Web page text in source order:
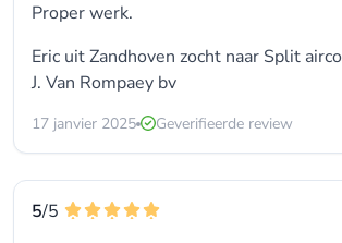
Proper werk.
Eric uit Zandhoven zocht naar Split airco
J. Van Rompaey bv
17 janvier 2025 Geverifieerde review
5/5